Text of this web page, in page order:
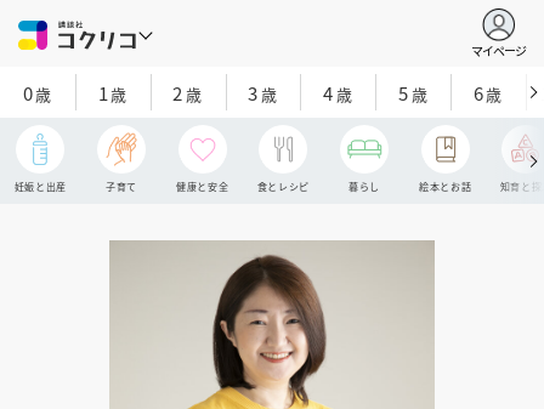
マイページ
0歳 1歳 2 歳 3歳 4歳 5歳 6歳
妊娠と出産 子育て 健康と安全 食とレシピ 暮らし 絵本とお話 知育と探